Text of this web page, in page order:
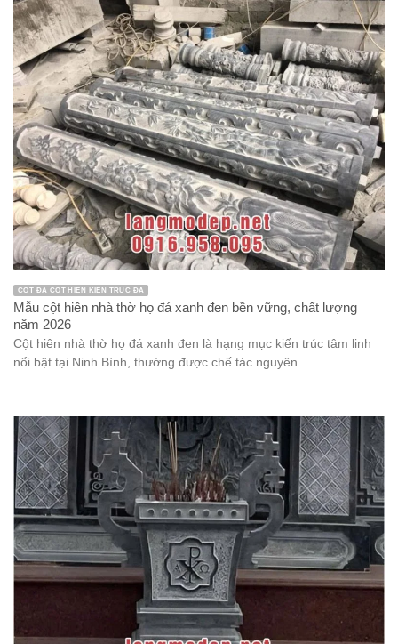
CỘT ĐÁ CỘT HIÊN KIẾN TRÚC ĐÁ
Mẫu cột hiên nhà thờ họ đá xanh đen bền vững, chất lượng
năm 2026
Cột hiên nhà thờ họ đá xanh đen là hạng mục kiến trúc tâm linh
nổi bật tại Ninh Bình, thường được chế tác nguyên ...